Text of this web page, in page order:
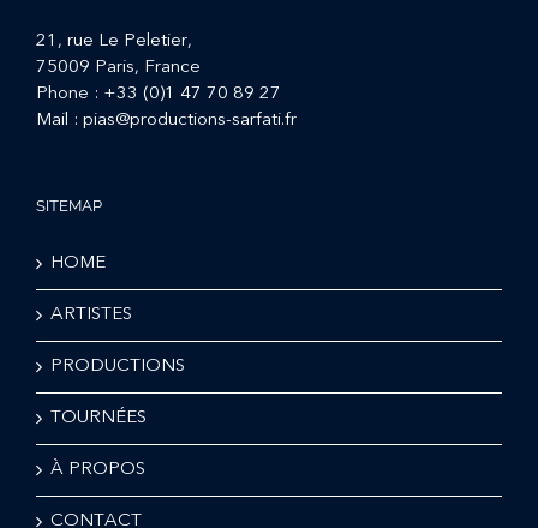
21, rue Le Peletier,
75009 Paris, France
Phone : +33 (0)1 47 70 89 27
Mail : pias@productions-sarfati.fr
SITEMAP
HOME
ARTISTES
PRODUCTIONS
TOURNÉES
À PROPOS
CONTACT